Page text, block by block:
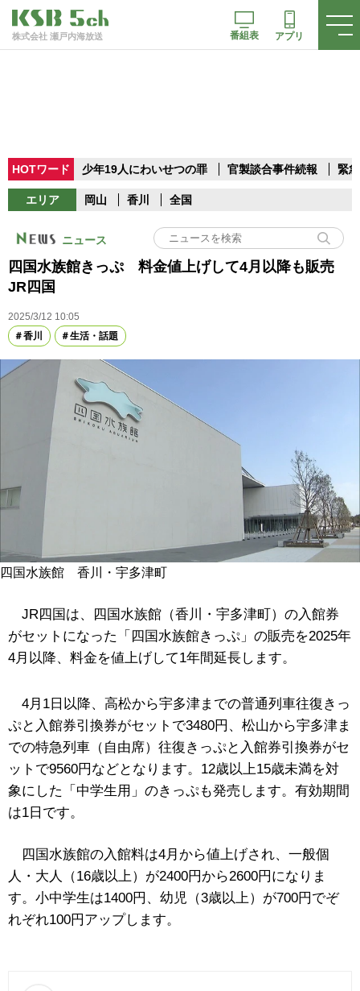
株式会社 瀬戸内海放送 番組表 アプリ
HOTワード 少年19人にわいせつの罪 官製談合事件続報 緊
エリア 岡山 香川 全国
ニュース
四国水族館きっぷ 料金値上げして4月以降も販売
JR四国
2025/3/12 10:05
香川
生活・話題
四国水族館 香川・宇多津町
JR四国は、四国水族館（香川・宇多津町）の入館券
がセットになった「四国水族館きっぷ」の販売を2025年
4月以降、料金を値上げして1年間延長します。
4月1日以降、高松から宇多津までの普通列車往復きっ
ぷと入館券引換券がセットで3480円、松山から宇多津ま
での特急列車（自由席）往復きっぷと入館券引換券がセ
ットで9560円などとなります。12歳以上15歳未満を対
象にした「中学生用」のきっぷも発売します。有効期間
は1日です。
四国水族館の入館料は4月から値上げされ、一般個
人・大人（16歳以上）が2400円から2600円になりま
す。小中学生は1400円、幼児（3歳以上）が700円でぞ
れぞれ100円アップします。